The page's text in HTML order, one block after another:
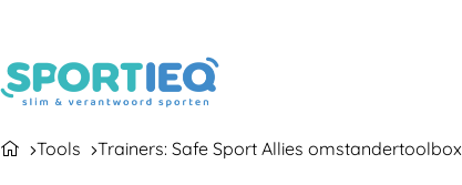
Tools Trainers: Safe Sport Allies omstandertoolbox